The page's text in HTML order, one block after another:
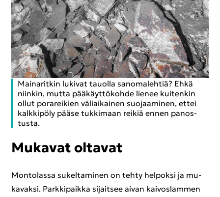
Mai­na­rit­kin lu­ki­vat tauol­la sa­no­ma­leh­tiä? Ehkä
niin­kin, mutta pää­käyt­tö­koh­de lie­nee kui­ten­kin
ollut po­ra­rei­kien vä­liai­kai­nen suo­jaa­mi­nen, ettei
kalk­ki­pö­ly pääse tuk­ki­maan rei­kiä ennen pa­nos­
tus­ta.
Mu­ka­vat ol­ta­vat
Mon­to­las­sa su­kel­ta­mi­nen on tehty hel­pok­si ja mu­
ka­vak­si. Park­ki­paik­ka si­jait­see aivan kai­vos­lam­men